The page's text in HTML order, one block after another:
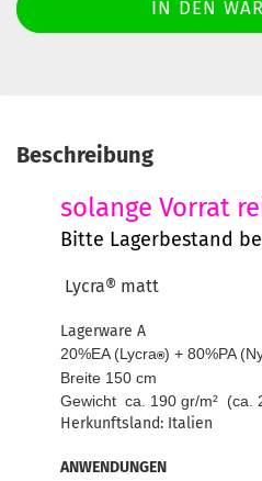
Beschreibung
solange Vorrat
Bitte Lagerbestand
Lycra® matt
Lagerware A
20%EA (Lycra®) + 80%PA
Breite 150 cm
Gewicht ca. 190 gr/m² (ca.
Herkunftsland: Italien
ANWENDUNGEN